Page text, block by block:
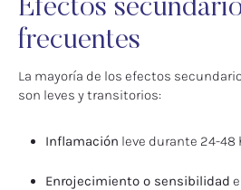
Efectos
frecuentes
La mayoría de los efectos
son leves y transitorios:
Inflamación leve durante 24-48
Enrojecimiento o sensibilidad